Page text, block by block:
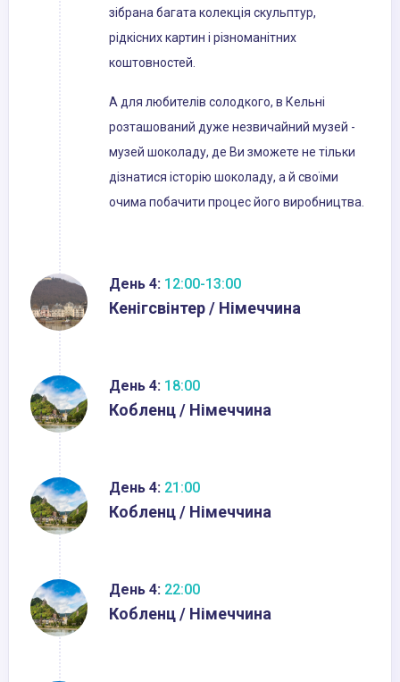
зібрана багата колекція скульптур,
рідкісних картин і різноманітних
коштовностей.
А для любителів солодкого, в Кельні
розташований дуже незвичайний музей -
музей шоколаду, де Ви зможете не тільки
дізнатися історію шоколаду, а й своїми
очима побачити процес його виробництва.
День 4: 12:00-13:00
Кенігсвінтер / Німеччина
День 4: 18:00
Кобленц / Німеччина
День 4: 21:00
Кобленц / Німеччина
День 4: 22:00
Кобленц / Німеччина